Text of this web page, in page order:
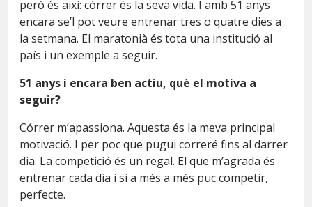
però és així: córrer és la seva vida. I amb 51 anys
encara se’l pot veure entrenar tres o quatre dies a
la setmana. El maratonià és tota una institució al
país i un exemple a seguir.
51 anys i encara ben actiu, què el motiva a
seguir?
Córrer m’apassiona. Aquesta és la meva principal
motivació. I per poc que pugui correré fins al darrer
dia. La competició és un regal. El que m’agrada és
entrenar cada dia i si a més a més puc competir,
perfecte.